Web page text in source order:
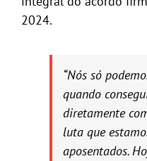
2024.
“Nós só
quando
diretamente
luta que
aposentados.